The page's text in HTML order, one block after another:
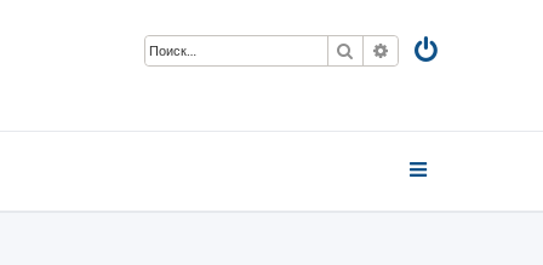
Поиск Расширенный